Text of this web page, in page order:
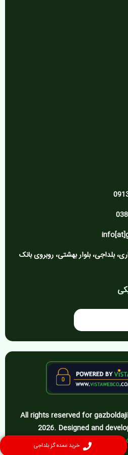
خرید عمده گز بلداجی
بلداجی، بلوار بهشتی، روبروی بانک
All rights reserved for
2026. Designed and